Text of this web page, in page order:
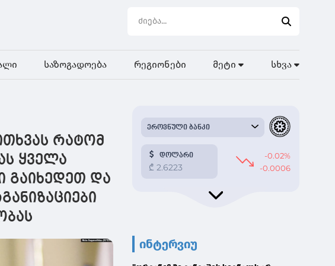
საზოგადოება რეგიონები მეტი სხვა
რატომ
ყველა
გაიხედეთ და
ინტერვიუ